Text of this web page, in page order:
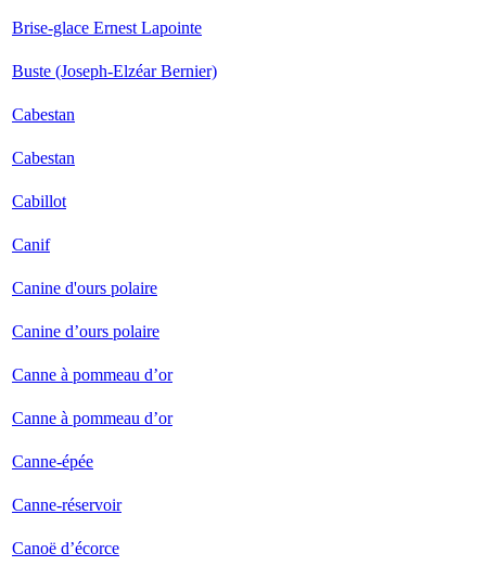
Brise-glace Ernest Lapointe
Buste (Joseph-Elzéar Bernier)
Cabestan
Cabestan
Cabillot
Canif
Canine d'ours polaire
Canine d’ours polaire
Canne à pommeau d’or
Canne à pommeau d’or
Canne-épée
Canne-réservoir
Canoë d’écorce